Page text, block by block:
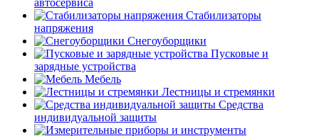
автосервиса
Стабилизаторы
напряжения
Снегоуборщики
Пусковые и
зарядные устройства
Мебель
Лестницы и стремянки
Средства
индивидуальной защиты